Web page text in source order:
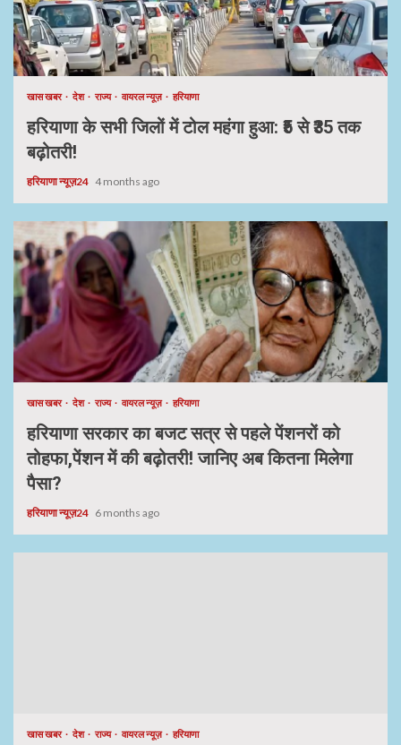
खास खबर देश राज्य वायरल न्यूज़ हरियाणा
हरियाणा के सभी जिलों में टोल महंगा हुआ: ₹5 से ₹35 तक
बढ़ोतरी!
हरियाणा न्यूज़24 4 months ago
खास खबर देश राज्य वायरल न्यूज़ हरियाणा
हरियाणा सरकार का बजट सत्र से पहले पेंशनरों को
तोहफा,पेंशन में की बढ़ोतरी! जानिए अब कितना मिलेगा
पैसा?
हरियाणा न्यूज़24 6 months ago
खास खबर देश राज्य वायरल न्यूज़ हरियाणा